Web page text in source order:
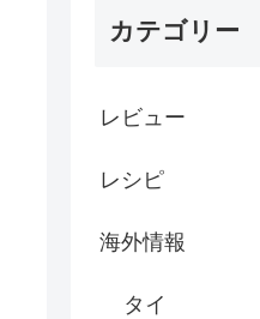
カテゴリー
レビュー
レシピ
海外情報
タイ